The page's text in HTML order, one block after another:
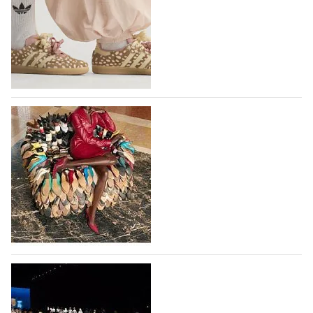
Вышли новые кроссовки Adidas Samba в
принте, имитирующем шкуру оленя
Использование анималистичных принтов в дизайне
кроссовок Adidas Samba началось с выпуска
коллаборации Adidas и Wales Bonner, в 2023 году
немецкий бренд выпустил кроссовки Samba в
леопардовом принте, и они имели…
10.08.2026 148
Итальянская Ferragamo вернулась к
прибыльности в первом полугодии 2026